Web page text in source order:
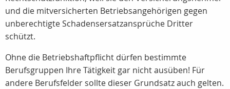
und die mitversicherten Betriebsangehörigen gegen
unberechtigte Schadensersatzansprüche Dritter
schützt.
Ohne die Betriebshaftpflicht dürfen bestimmte
Berufsgruppen Ihre Tätigkeit gar nicht ausüben! Für
andere Berufsfelder sollte dieser Grundsatz auch gelten.